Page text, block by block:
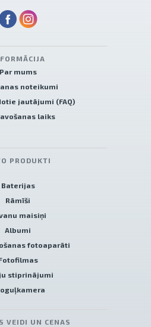
Par mums
noteikumi
jautājumi (FAQ)
laiks
PRODUKTI
Baterijas
Rāmīši
maisiņi
Albumi
fotoaparāti
stiprinājumi
VEIDI UN CENAS